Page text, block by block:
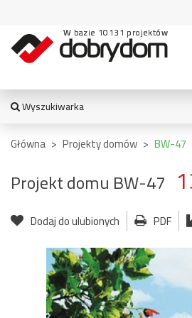
W bazie 10131 projektów
Wyszukiwarka
WYSZUKIWARKA
TYPY BUDYNKU:
jednorodzinny
dwurodzinny
wielomieszkaniowy
letniskowy
pensjonaty,
zajazdy i inne
altana
garaż
stajnia
Główna > Projekty domów > BW-47
Projekt domu BW-47
Dodaj do ulubionych PDF